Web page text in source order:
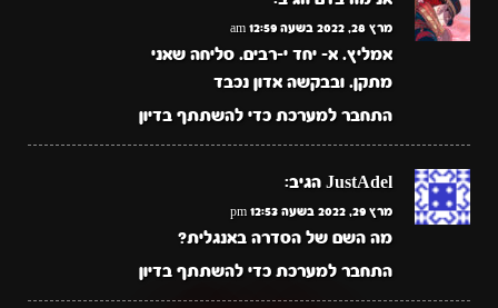
מרץ 28, 2022 בשעה 12:59 am
אמליץ. א- יחד י-רבים. סליחה שאני
מתקן. ובבקשה אדון נכבד
התחבר למערכת כדי להשתתף בדיון
JustAdel הגיב:
מרץ 29, 2022 בשעה 12:53 pm
מה השם של הסדרה באנגלית?
התחבר למערכת כדי להשתתף בדיון